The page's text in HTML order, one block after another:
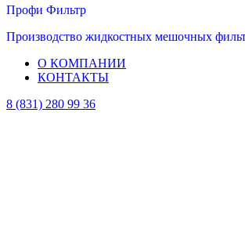
Профи Фильтр
Производство жидкостных мешочных
О КОМПАНИИ
КОНТАКТЫ
8 (831) 280 99 36